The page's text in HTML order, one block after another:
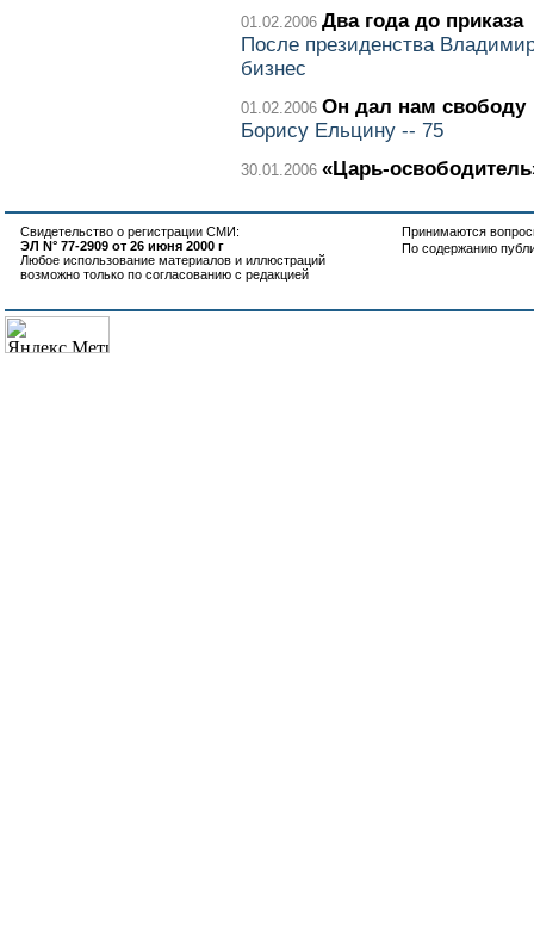
01.02.2006 Два года до приказа
После президенства
бизнес
01.02.2006 Он дал нам свободу
Борису Ельцину -- 75
30.01.2006 «Царь-
Свидетельство о регистрации СМИ:
ЭЛ N° 77-2909 от 26 июня 2000 г
Любое использование материалов и иллюстраций
возможно только по согласованию с редакцией
Принимаются
По содержанию